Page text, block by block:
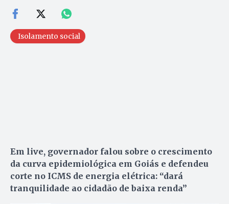
Isolamento social
Em live, governador falou sobre o crescimento
da curva epidemiológica em Goiás e defendeu
corte no ICMS de energia elétrica: “dará
tranquilidade ao cidadão de baixa renda”